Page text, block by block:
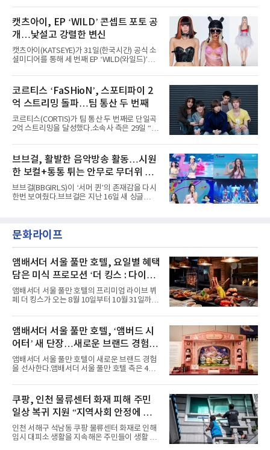
코르티스 등 K팝 스타들이 출연진 명단에 이름
을 올렸다.이날 에스파는
AxMxP는 데뷔 전부터 버스킹과 각종 페스티벌,
공연 무대에 오르며 실전 경험을 쌓아왔다.이들
은 소속사 패밀리 콘서트를 비롯해 '뷰티풀 민트
라이프 2025', '2025 부산국제록페스티벌' 등 대
형 무대에 잇달아 출연해 당찬 에너지와 풋풋한
매력으로 음악팬들의 눈도장을 찍었다.이후
AxMxP는 '카운트다운 판타지 2025-2026',
정적인 실력을 입증했고, 올해 '2026 어썸뮤직
페스티벌', '뷰티풀 민트 라이프 2026', '2026
캣츠아이, EP ‘WILD’ 콘셉트 포토 공
개…낯설고 강렬한 변신
캣츠아이(KATSEYE)가 31일(한국시간) 공식 소
셜미디어를 통해 세 번째 EP ‘WILD(와일드)’의
heart(와일드 하트)’라는 제목이 붙은 콘셉트 포
토에는 멤버들의 본능적이고 야성적인 면모가
강렬하게 담겼다. 짙은 아이섀도와 푸른빛·금빛·
붉은빛의 컬러 렌즈가 비현실적인 분위기를 자
아내고, 여러 원색이 불규칙하게 뒤섞인 멀티컬
러 헤어와 과감한 블루·블랙 립 메이크업이 낯설
고도 매혹적인 비주얼을 완성했다.스타일링 역
엣을 거침없이 결합했다. 멤버들은 각기 다른 개
성을 살린 스타일링을 선
코르티스 ‘FaSHioN’, 스포티파이 2
억 스트리밍 돌파…팀 통산 두 번째
코르티스(CORTIS)가 팀 통산 두 번째로 단일곡
2억 스트리밍을 달성했다.소속사 측은 29일 “코
벌 오디오·음원 스트리밍 플랫폼 스포티파이에
서 27일 자로 누적 재생 수 2억 회를 돌파했
다”고 밝혔다.곡이 발표된 지 약 10개월 만이다.
팀의 첫 번째 2억 스트리밍 곡은 동일 음반에 수
록된 ‘GO!’다. 이 노래는 공개 약 9개월 만인 지
난달 26일 자에 2억 고지를 밟았다. 이는 최근 5
년 내 데뷔한 보이그룹의 곡 중 최단기 2억 달성
했다. “내 티, 5 bucks 바지는, 만원” 등 멤버들
의 라이프 스타일
브브걸, 활발한 음악방송 활동…시원
한 보컬+통통 튀는 안무로 무더위 사
냥
브브걸(BBGIRLS)이 ‘서머 퀸’의 존재감을 다시
한번 보여줬다.브브걸은 지난 16일 새 싱글
MBC '쇼! 음악중심', SBS '인기가요' 등 주요 음
악방송 무대에 올라 화려한 퍼포먼스를 펼쳤다.
력을 앞세워 매 무대 색다른 볼거리를 선사했다.
특히 화사한 파스텔 톤의 비치웨어부터 청량한
마린룩, 햇살 아래 반짝이는 물결을 연상시키는
스커트, 강렬한 붉은 계열의 스타일링까지 각기
다른 매력을 선보였다. 브브걸은 다채로운 여름
패션을 완벽하게 소화하며 보
문화라이프
앰배서더 서울 풀만 호텔, 요일별 혜택
담은 미식 프로모션 ‘더 킹스 : 다이닝
프리빌리지즈’ 선봬
앰배서더 서울 풀만 호텔의 프리미엄 라이브 뷔
페 더 킹스가 오는 8월 10일부터 10월 31일까지
즈’를 선보인다.앰배서더 서울 풀만 호텔 측은
“요일마다 다른 즐거움과 한층 깊어진 미식의 여
유를 경험할 수 있도록 기획했다”고 밝혔다.먼저
월요일과 화요일에는 한 주의 문을 여는 여유로
운 식사를 테마로 다양한 혜택이 마련된다. 런치
이용 시 성인 5인 이상 사전 예약 고객에게 성인
1인 무료 혜택을 제공하며, 디너 이용 시에는 성
유료 회원 고객을 대상으로 5% 추가 할인 또는
바우처 1매 추가
앰배서더 서울 풀만 호텔, ‘앰버드 시
어터’ 새 단장…새로운 브랜드 경험 선
사
앰배서더 서울 풀만 호텔이 새로운 브랜드 경험
을 선사한다.앰배서더 서울 풀만 호텔 측은 4일
이야기를 담은 인형 극장 콘셉트의 공간 ‘앰버드
시어터(Ambird Theater)’를 새롭게 선보인
다”고 밝혔다.앰배서더 서울 풀만 호텔은 로비
한편에 마련된 앰버드 존을 통해 앰버드의 세계
관을 소개해왔다. 앰버드 존은 앰버드가 우주여
행 중 수집한 다양한 굿즈를 전시한 '앰버드 플래
닛(Ambird Planet)과 계절별 플라워 연출로 사
쿠팡, 인천 물류센터 화재 피해 주민
일상 복귀 지원 “지역사회 안정에 총
력”
인천 서해구 석남동 쿠팡 물류센터 화재로 인해
임시 대피소 생활을 지속해온 주민들이 생활 터